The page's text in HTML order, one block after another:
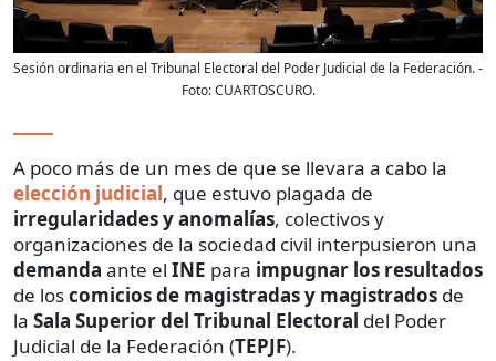
Sesión ordinaria en el Tribunal Electoral del Poder Judicial de la Federación.-
Foto:CUARTOSCURO.
A poco más de un mes de que se llevara a cabo la
elección judicial, que estuvo plagada de
irregularidades y anomalías, colectivos y
organizaciones de la sociedad civil interpusieron una
demanda ante el INE para impugnar los resultados
de loscomicios de magistradas y magistrados de
la Sala Superior del Tribunal Electoral del Poder
Judicial de la Federación (TEPJF).